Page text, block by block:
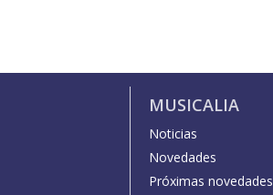
MUSICALIA
Noticias
Novedades
Próximas novedades